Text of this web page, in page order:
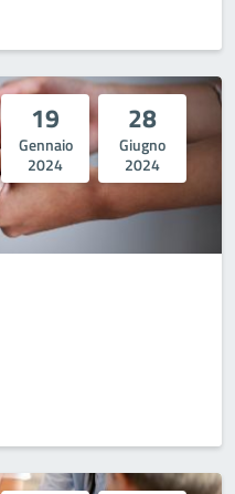
- BANDO 2022}
19
Gennaio
2024
28
Giugno
2024